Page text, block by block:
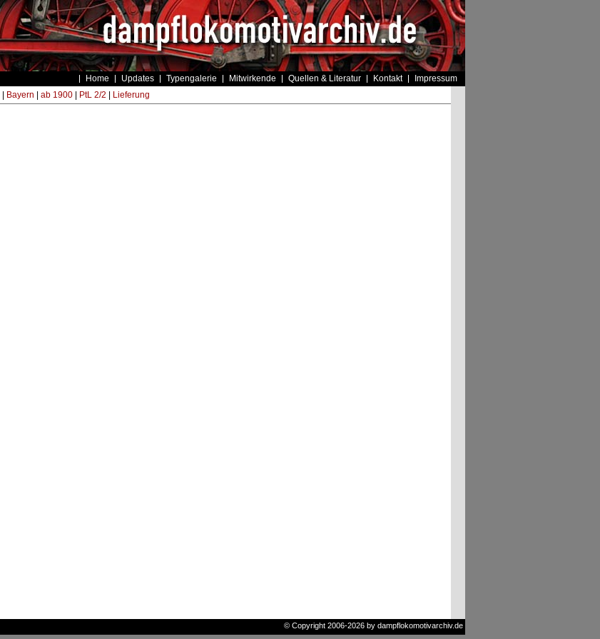
Home Updates Typengalerie Mitwirkende Quellen & Literatur Kontakt Impressum
Bayern ab 1900| PtL 2/2 Lieferung
© Copyright 2006-2026 by dampflokomotivarchiv.de